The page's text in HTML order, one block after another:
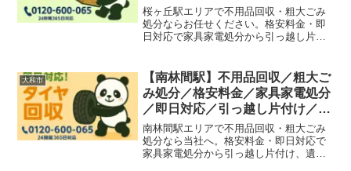
品整理
桜ヶ丘駅エリアで不用品回収・粗大ごみ
処分ならお任せください。格安料金・即
日対応で家具家電処分から引っ越し片付
大和市
【南林間駅】不用品回収／粗大ご
み処分／格安料金／家具家電処分
／即日対応／引っ越し片付け／遺
品整理
南林間駅エリアで不用品回収・粗大ごみ
処分なら当社へ。格安料金・即日対応で
家具家電処分から引っ越し片付け、遺品